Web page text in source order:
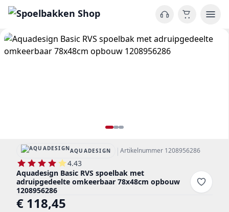
AQUADESIGN | Artikelnummer 1208956286
4.43
Aquadesign Basic RVS spoelbak met
adruipgedeelte omkeerbaar 78x48cm opbouw
1208956286
€ 118,45